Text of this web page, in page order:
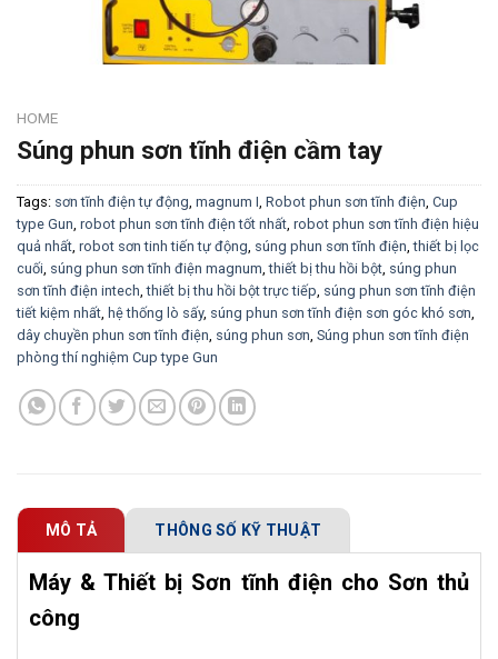
HOME
Súng phun sơn tĩnh điện cầm tay
Tags: sơn tĩnh điện tự động, magnum I, Robot phun sơn tĩnh điện, Cup
type Gun, robot phun sơn tĩnh điện tốt nhất, robot phun sơn tĩnh điện hiệu
quả nhất, robot sơn tinh tiến tự động, súng phun sơn tĩnh điện,thiết bị lọc
cuối, súng phun sơn tĩnh điện magnum,thiết bị thu hồi bột, súng phun
sơn tĩnh điện intech,thiết bị thu hồi bột trực tiếp, súng phun sơn tĩnh điện
tiết kiệm nhất, hệ thống lò sấy, súng phun sơn tĩnh điện sơn góc khó sơn,
dây chuyền phun sơn tĩnh điện, súng phun sơn, Súng phun sơn tĩnh điện
phòng thí nghiệm Cup type Gun
MÔ TẢ THÔNG SỐ KỸ THUẬT
Máy & Thiết bị Sơn tĩnh điện cho Sơn thủ
công